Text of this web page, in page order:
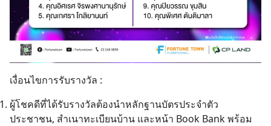
เงื่อนไขการรับรางวัล :
ผู้โชคดีที่ได้รับรางวัลต้องนำหลักฐานบัตรประจำตัว
ประชาชน, สำเนาทะเบียนบ้าน และหน้า Book Bank พร้อม